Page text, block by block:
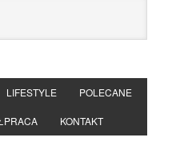
LIFESTYLE POLECANE
KONTAKT